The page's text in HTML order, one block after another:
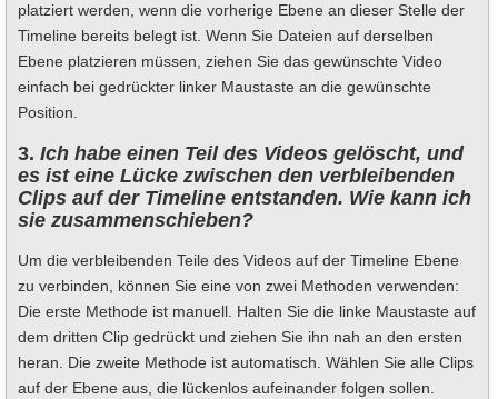
platziert werden, wenn die vorherige Ebene an dieser Stelle der
Timeline bereits belegt ist. Wenn Sie Dateien auf derselben
Ebene platzieren müssen, ziehen Sie das gewünschte Video
einfach bei gedrückter linker Maustaste an die gewünschte
Position.
3. Ich habe einen Teil des Videos gelöscht, und
es ist eine Lücke zwischen den verbleibenden
Clips auf der Timeline entstanden. Wie kann ich
sie zusammenschieben?
Um die verbleibenden Teile des Videos auf der Timeline Ebene
zu verbinden, können Sie eine von zwei Methoden verwenden:
Die erste Methode ist manuell. Halten Sie die linke Maustaste auf
dem dritten Clip gedrückt und ziehen Sie ihn nah an den ersten
heran. Die zweite Methode ist automatisch. Wählen Sie alle Clips
auf der Ebene aus, die lückenlos aufeinander folgen sollen.